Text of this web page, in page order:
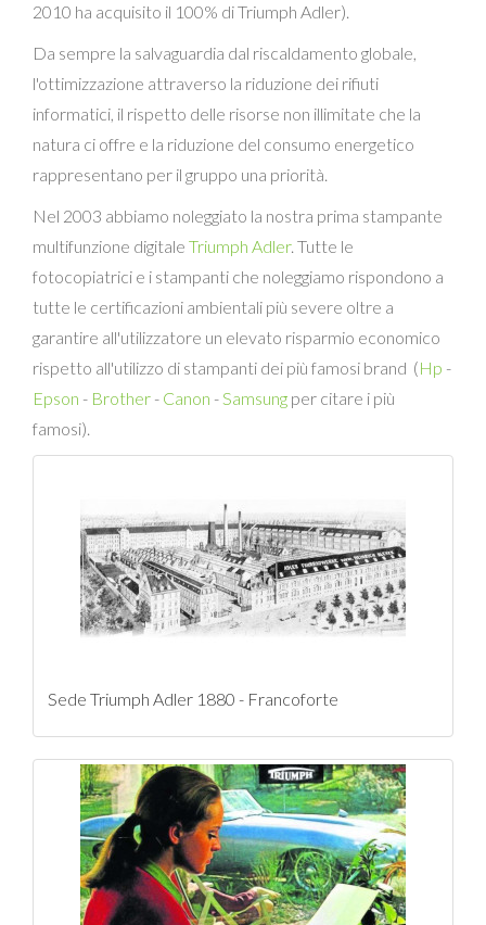
2010 ha acquisito il 100% di Triumph Adler).
Da sempre la salvaguardia dal riscaldamento globale,
l'ottimizzazione attraverso la riduzione dei rifiuti
informatici, il rispetto delle risorse non illimitate che la
natura ci offre e la riduzione del consumo energetico
rappresentano per il gruppo una priorità.
Nel 2003 abbiamo noleggiato la nostra prima stampante
multifunzione digitale Triumph Adler. Tutte le
fotocopiatrici e i stampanti che noleggiamo rispondono a
tutte le certificazioni ambientali più severe oltre a
garantire all'utilizzatore un elevato risparmio economico
rispetto all'utilizzo di stampanti dei più famosi brand (Hp -
Epson - Brother - Canon -Samsung per citare i più
famosi).
Sede Triumph Adler 1880 - Francoforte